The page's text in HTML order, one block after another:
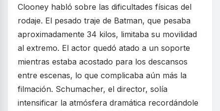
Clooney habló sobre las dificultades físicas del
rodaje. El pesado traje de Batman, que pesaba
aproximadamente 34 kilos, limitaba su movilidad
al extremo. El actor quedó atado a un soporte
mientras estaba acostado para los descansos
entre escenas, lo que complicaba aún más la
filmación. Schumacher, el director, solía
intensificar la atmósfera dramática recordándole